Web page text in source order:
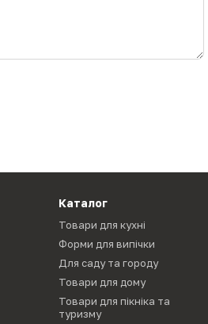
Каталог
Товари для кухні
Форми для випічки
Для саду та городу
Товари для дому
Товари для пікніка та
туризму